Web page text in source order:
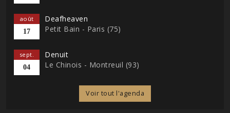
août
17
Deafheaven
Petit Bain - Paris (75)
sept.
04
Denuit
Le Chinois - Montreuil (93)
Voir tout l'agenda